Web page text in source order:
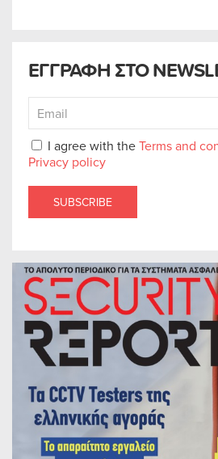
ΕΓΓΡΑΦΗ ΣΤΟ
I agree with theTerms and
Privacy policy
SUBSCRIBE